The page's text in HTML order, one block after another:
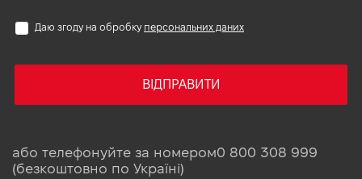
Даю згоду на обробку персональних даних
ВІДПРАВИТИ
або телефонуйте за номером0 800 308 999
(безкоштовно по Україні)